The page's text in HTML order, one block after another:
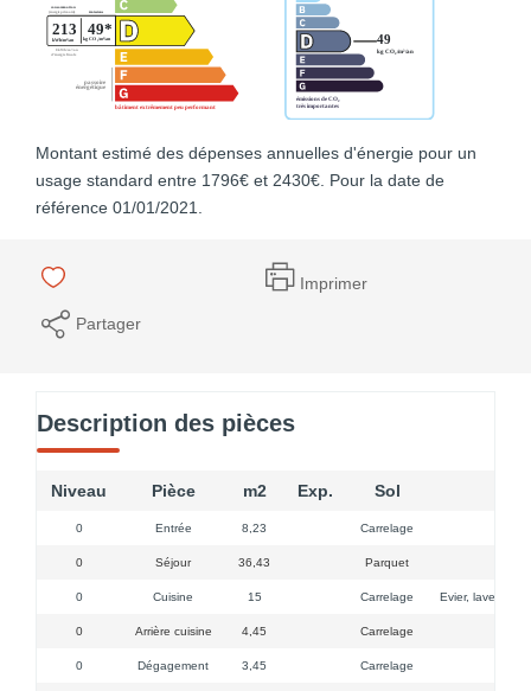
Montant estimé des dépenses annuelles d'énergie pour un
usage standard entre 1796€ et 2430€. Pour la date de
référence 01/01/2021.
Imprimer
Partager
Description des pièces
Niveau Pièce m2 Exp. Sol
0 Entrée 8,23 Carrelage
0 Séjour 36,43 Parquet
0 Cuisine 15 Carrelage Evier, lave-
0 Arrière cuisine 4,45 Carrelage
0 Dégagement 3,45 Carrelage